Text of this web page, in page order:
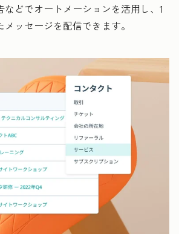
などでオートメーションを活用し、1
ッセージを配信できます。